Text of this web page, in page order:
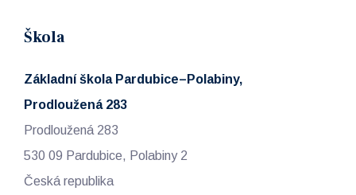
Škola
Základní škola Pardubice–Polabiny,
Prodloužená 283
Prodloužená 283
530 09 Pardubice, Polabiny 2
Česká republika